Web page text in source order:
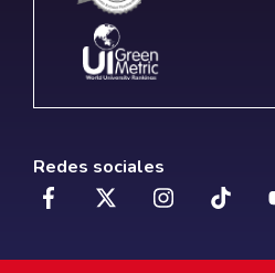
Redes sociales